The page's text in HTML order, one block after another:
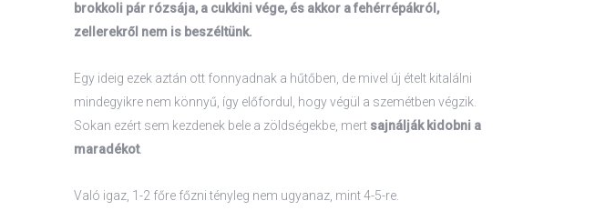
brokkoli pár rózsája, a cukkini vége, és akkor a fehérrépákról,
zellerekről nem is beszéltünk.
Egy ideig ezek aztán ott fonnyadnak a hűtőben, de mivel új ételt kitalálni
mindegyikre nem könnyű, így előfordul, hogy végül a szemétben végzik.
Sokan ezért sem kezdenek bele a zöldségekbe, mert sajnálják kidobni a
maradékot.
Való igaz, 1-2 főre főzni tényleg nem ugyanaz, mint 4-5-re.